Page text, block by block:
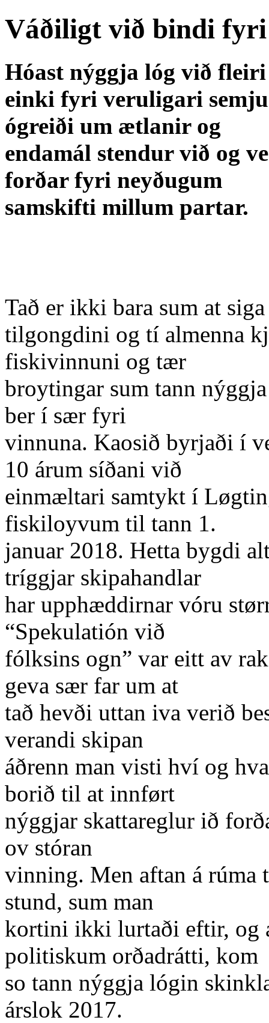
Váðiligt við bindi fyri
Hóast nýggja lóg við
einki fyri veruligari
ógreiði um ætlanir og
endamál stendur við og
forðar fyri neyðugum
samskifti millum partar.
Tað er ikki bara sum at
tilgongdini og tí almenna
fiskivinnuni og tær
broytingar sum tann
ber í sær fyri
vinnuna. Kaosið byrjaði í
10 árum síðani við
einmæltari samtykt í
fiskiloyvum til tann 1.
januar 2018. Hetta bygdi
tríggjar skipahandlar
har upphæddirnar vóru
“Spekulatión við
fólksins ogn” var eitt av
geva sær far um at
tað hevði uttan iva verið
verandi skipan
áðrenn man visti hví og
borið til at innført
nýggjar skattareglur ið
ov stóran
vinning. Men aftan á rúma
stund, sum man
kortini ikki lurtaði eftir, og
politiskum orðadrátti, kom
so tann nýggja lógin
árslok 2017.